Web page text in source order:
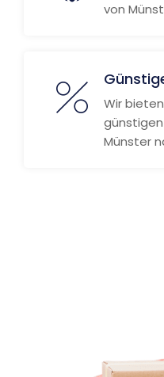
von
Wir
günstigen
Münster